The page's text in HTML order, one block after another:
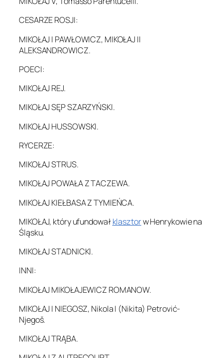
CESARZE ROSJI:
MIKOŁAJ I PAWŁOWICZ, MIKOŁAJ II
ALEKSANDROWICZ.
POECI:
MIKOŁAJ REJ.
MIKOŁAJ SĘP SZARZYŃSKI.
MIKOŁAJ HUSSOWSKI.
RYCERZE:
MIKOŁAJ STRUS.
MIKOŁAJ POWAŁA Z TACZEWA.
MIKOŁAJ KIEŁBASA Z TYMIEŃCA.
MIKOŁAJ, który ufundowałklasztorw Henrykowie na
Śląsku.
MIKOŁAJ STADNICKI.
INNI:
MIKOŁAJ MIKOŁAJEWICZ ROMANOW.
MIKOŁAJ I NIEGOSZ, Nikola I (Nikita) Petrović-
Njegoš.
MIKOŁAJ TRĄBA.